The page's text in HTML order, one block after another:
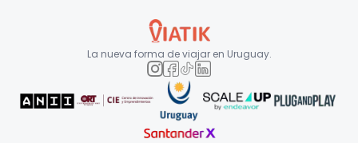
La nueva forma de viajar en Uruguay.